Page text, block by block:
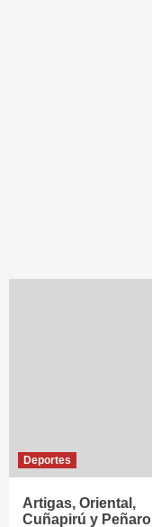
Deportes
Artigas, Oriental,
Cuñapirú y Peñarol